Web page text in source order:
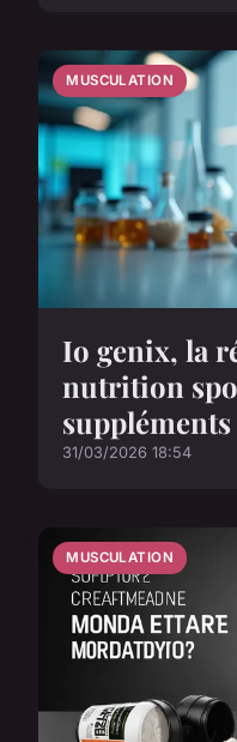
MUSCULATION
Io genix, la
nutrition
31/03/2026 18:54
MUSCULATION